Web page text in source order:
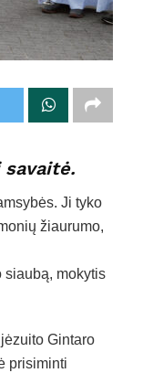
Ji tyko
žiaurumo,
siaubą, mokytis
Gintaro
prisiminti